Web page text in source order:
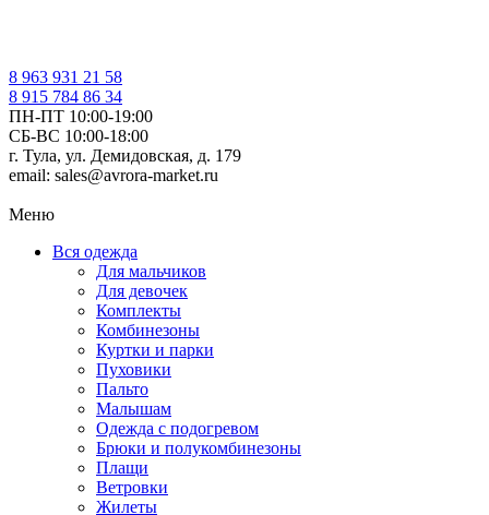
8 963 931 21 58
8 915 784 86 34
ПН-ПТ 10:00-19:00
СБ-ВС 10:00-18:00
г. Тула, ул. Демидовская, д. 179
email: sales@avrora-market.ru
Меню
Вся одежда
Для мальчиков
Для девочек
Комплекты
Комбинезоны
Куртки и парки
Пуховики
Пальто
Малышам
Одежда с подогревом
Брюки и полукомбинезоны
Плащи
Ветровки
Жилеты